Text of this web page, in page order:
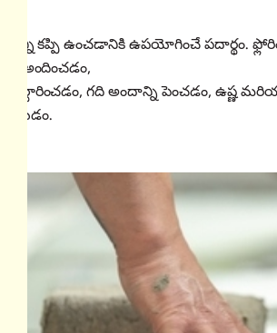
కప్పి ఉంచడానికి ఉపయోగించే పదార్థం.
అందించడం,
నిర్ధారించడం, గది అందాన్ని పెంచడం, ఉష్ణ
చేయడం.